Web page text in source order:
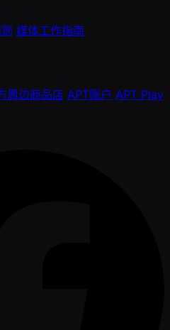
媒体工作指南
周边商品店 APT账户 APT Play